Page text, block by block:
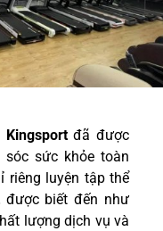
Kingsportđã được
sức khỏe toàn
riêng luyện tập thể
được biết đến như
lượng dịch vụ và